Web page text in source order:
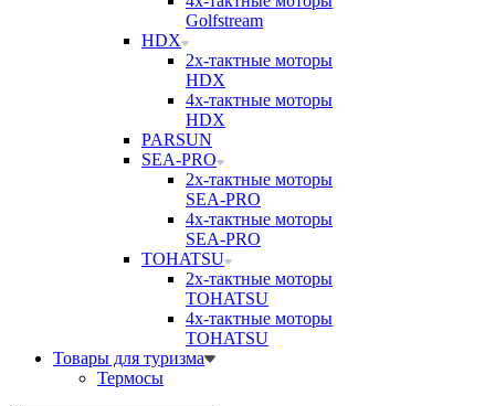
Golfstream
HDX
2х-тактные моторы
HDX
4х-тактные моторы
HDX
PARSUN
SEA-PRO
2х-тактные моторы
SEA-PRO
4х-тактные моторы
SEA-PRO
TOHATSU
2х-тактные моторы
TOHATSU
4х-тактные моторы
TOHATSU
Товары для туризма
Термосы